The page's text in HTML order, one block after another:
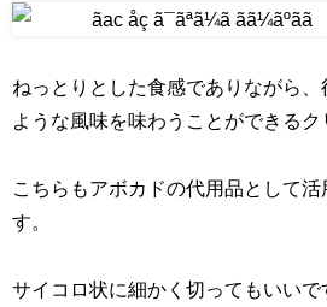
ねっとりとした食感でありながら
ような風味を味わうことができるク
こちらもアボカドの代用品として活
す。
サイコロ状に細かく切ってもいいで